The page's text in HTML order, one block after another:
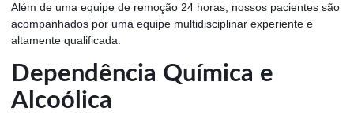
Além de uma equipe de remoção 24 horas, nossos pacientes são
acompanhados por uma equipe multidisciplinar experiente e
altamente qualificada.
Dependência Química e
Alcoólica